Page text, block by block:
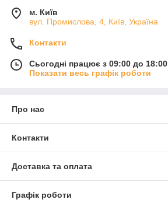
м. Київ
вул. Промислова, 4, Київ, Україна
Контакти
Сьогодні працює з 09:00 до 18:00
Показати весь графік роботи
Про нас
Контакти
Доставка та оплата
Графік роботи